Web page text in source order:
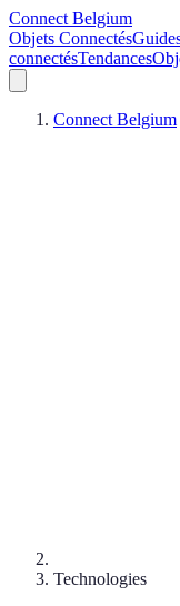
Connect Belgium
Objets Connectés
connectésTendances
Connect Belgium
Technologies